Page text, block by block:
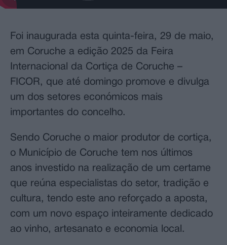
Foi inaugurada esta quinta-feira, 29 de maio,
em Coruche a edição 2025 da Feira
Internacional da Cortiça de Coruche –
FICOR, que até domingo promove e divulga
um dos setores económicos mais
importantes do concelho.
Sendo Coruche o maior produtor de cortiça,
o Município de Coruche tem nos últimos
anos investido na realização de um certame
que reúna especialistas do setor, tradição e
cultura, tendo este ano reforçado a aposta,
com um novo espaço inteiramente dedicado
ao vinho, artesanato e economia local.